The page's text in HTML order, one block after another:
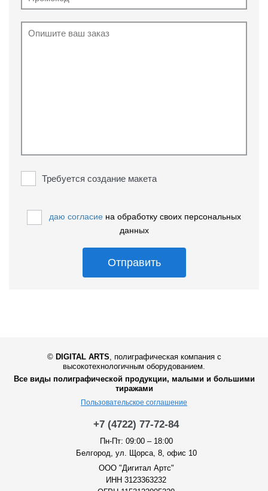
Требуется создание макета
даю согласие на обработку своих персональных
данных
Отправить
© DIGITAL ARTS
полиграфическая компания с
высокотехнологичным оборудованием.
Все виды полиграфической продукции, малыми и большими
тиражами
Пользовательское соглашение
+7 (4722) 77-72-84
Пн-Пт: 09:00 – 18:00
Белгород, ул. Щорса, 8, офис 10
ООО "Дигитал Артс"
ИНН 3123363232